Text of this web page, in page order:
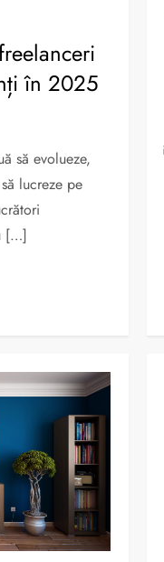
în 2025
să evolueze,
lucreze pe
[…]